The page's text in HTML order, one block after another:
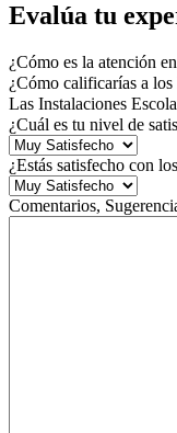
Evalúa tu
¿Cómo es la atención
¿Cómo calificarías a los
Las Instalaciones
¿Cuál es tu nivel de
¿Estás satisfecho con
Comentarios,